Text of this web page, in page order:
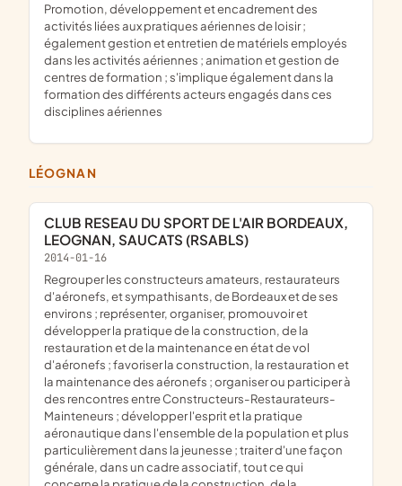
promotion, développement et encadrement des
activités liées aux pratiques aériennes de loisir ;
également gestion et entretien de matériels employés
dans les activités aériennes ; animation et gestion de
centres de formation ; s'implique également dans la
formation des différents acteurs engagés dans ces
disciplines aériennes
LÉOGNAN
CLUB RESEAU DU SPORT DE L'AIR BORDEAUX,
LEOGNAN, SAUCATS (RSABLS)
2014-01-16
regrouper les constructeurs amateurs, restaurateurs
d'aéronefs, et sympathisants, de Bordeaux et de ses
environs ; représenter, organiser, promouvoir et
développer la pratique de la construction, de la
restauration et de la maintenance en état de vol
d'aéronefs ; favoriser la construction, la restauration et
la maintenance des aéronefs ; organiser ou participer à
des rencontres entre Constructeurs-Restaurateurs-
Mainteneurs ; développer l'esprit et la pratique
aéronautique dans l'ensemble de la population et plus
particulièrement dans la jeunesse ; traiter d'une façon
générale, dans un cadre associatif, tout ce qui